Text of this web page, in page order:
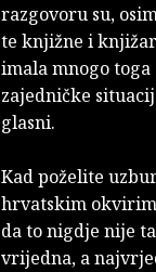
razgovoru su,
te knjižne i
imala mnogo
zajedničke
glasni.
Kad poželite
hrvatskim
da to nigdje nije
vrijedna, a